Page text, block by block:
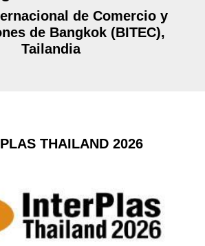
de Comercio y
de Bangkok (BITEC),
Tailandia
THAILAND 2026